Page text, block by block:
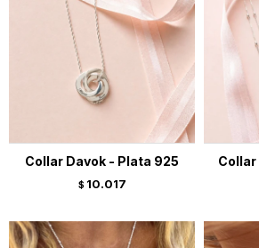
Collar Davok - Plata 925
$ 10.017